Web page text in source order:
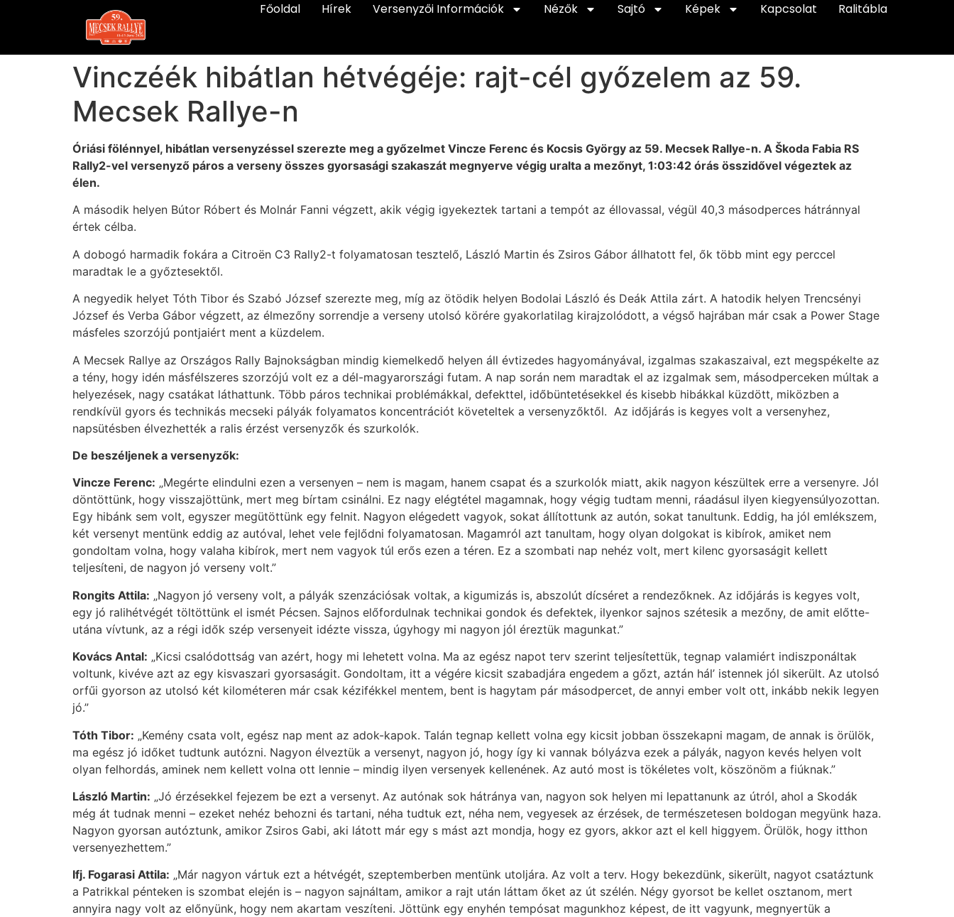
Főoldal Hírek Versenyzői Információk Nézők Sajtó Képek Kapcsolat Ralitábla
Vinczéék hibátlan hétvégéje: rajt-cél győzelem az 59.
Mecsek Rallye-n
Óriási fölénnyel, hibátlan versenyzéssel szerezte meg a győzelmet Vincze Ferenc és Kocsis György az 59. Mecsek Rallye-n. A Škoda Fabia RS
Rally2-vel versenyző páros a verseny összes gyorsasági szakaszát megnyerve végig uralta a mezőnyt, 1:03:42 órás összidővel végeztek az
élen.
A második helyen Bútor Róbert és Molnár Fanni végzett, akik végig igyekeztek tartani a tempót az éllovassal, végül 40,3 másodperces hátránnyal
értek célba.
A dobogó harmadik fokára a Citroën C3 Rally2-t folyamatosan tesztelő, László Martin és Zsiros Gábor állhatott fel, ők több mint egy perccel
maradtak le a győztesektől.
A negyedik helyet Tóth Tibor és Szabó József szerezte meg, míg az ötödik helyen Bodolai László és Deák Attila zárt. A hatodik helyen Trencsényi
József és Verba Gábor végzett, az élmezőny sorrendje a verseny utolsó körére gyakorlatilag kirajzolódott, a végső hajrában már csak a Power Stage
másfeles szorzójú pontjaiért ment a küzdelem.
A Mecsek Rallye az Országos Rally Bajnokságban mindig kiemelkedő helyen áll évtizedes hagyományával, izgalmas szakaszaival, ezt megspékelte az
a tény, hogy idén másfélszeres szorzójú volt ez a dél-magyarországi futam. A nap során nem maradtak el az izgalmak sem, másodperceken múltak a
helyezések, nagy csatákat láthattunk. Több páros technikai problémákkal, defekttel, időbüntetésekkel és kisebb hibákkal küzdött, miközben a
rendkívül gyors és technikás mecseki pályák folyamatos koncentrációt követeltek a versenyzőktől. Az időjárás is kegyes volt a versenyhez,
napsütésben élvezhették a ralis érzést versenyzők és szurkolók.
De beszéljenek a versenyzők:
Vincze Ferenc: „Megérte elindulni ezen a versenyen – nem is magam, hanem csapat és a szurkolók miatt, akik nagyon készültek erre a versenyre. Jól
döntöttünk, hogy visszajöttünk, mert meg bírtam csinálni. Ez nagy elégtétel magamnak, hogy végig tudtam menni, ráadásul ilyen kiegyensúlyozottan.
Egy hibánk sem volt, egyszer megütöttünk egy felnit. Nagyon elégedett vagyok, sokat állítottunk az autón, sokat tanultunk. Eddig, ha jól emlékszem,
két versenyt mentünk eddig az autóval, lehet vele fejlődni folyamatosan. Magamról azt tanultam, hogy olyan dolgokat is kibírok, amiket nem
gondoltam volna, hogy valaha kibírok, mert nem vagyok túl erős ezen a téren. Ez a szombati nap nehéz volt, mert kilenc gyorsaságit kellett
teljesíteni, de nagyon jó verseny volt.”
Rongits Attila: „Nagyon jó verseny volt, a pályák szenzációsak voltak, a kigumizás is, abszolút dícséret a rendezőknek. Az időjárás is kegyes volt,
egy jó ralihétvégét töltöttünk el ismét Pécsen. Sajnos előfordulnak technikai gondok és defektek, ilyenkor sajnos szétesik a mezőny, de amit előtte-
utána vívtunk, az a régi idők szép versenyeit idézte vissza, úgyhogy mi nagyon jól éreztük magunkat.”
Kovács Antal: „Kicsi csalódottság van azért, hogy mi lehetett volna. Ma az egész napot terv szerint teljesítettük, tegnap valamiért indiszponáltak
voltunk, kivéve azt az egy kisvaszari gyorsaságit. Gondoltam, itt a végére kicsit szabadjára engedem a gőzt, aztán hál’ istennek jól sikerült. Az utolsó
orfűi gyorson az utolsó két kilométeren már csak kézifékkel mentem, bent is hagytam pár másodpercet, de annyi ember volt ott, inkább nekik legyen
jó.”
Tóth Tibor: „Kemény csata volt, egész nap ment az adok-kapok. Talán tegnap kellett volna egy kicsit jobban összekapni magam, de annak is örülök,
ma egész jó időket tudtunk autózni. Nagyon élveztük a versenyt, nagyon jó, hogy így ki vannak bólyázva ezek a pályák, nagyon kevés helyen volt
olyan felhordás, aminek nem kellett volna ott lennie – mindig ilyen versenyek kellenének. Az autó most is tökéletes volt, köszönöm a fiúknak.”
László Martin: „Jó érzésekkel fejezem be ezt a versenyt. Az autónak sok hátránya van, nagyon sok helyen mi lepattanunk az útról, ahol a Skodák
még át tudnak menni – ezeket nehéz behozni és tartani, néha tudtuk ezt, néha nem, vegyesek az érzések, de természetesen boldogan megyünk haza.
Nagyon gyorsan autóztunk, amikor Zsiros Gabi, aki látott már egy s mást azt mondja, hogy ez gyors, akkor azt el kell higgyem. Örülök, hogy itthon
versenyezhettem.”
Ifj. Fogarasi Attila: „Már nagyon vártuk ezt a hétvégét, szeptemberben mentünk utoljára. Az volt a terv. Hogy bekezdünk, sikerült, nagyot csatáztunk
a Patrikkal pénteken is szombat elején is – nagyon sajnáltam, amikor a rajt után láttam őket az út szélén. Négy gyorsot be kellet osztanom, mert
annyira nagy volt az előnyünk, hogy nem akartam veszíteni. Jöttünk egy enyhén tempósat magunkhoz képest, de itt vagyunk, megnyertük a